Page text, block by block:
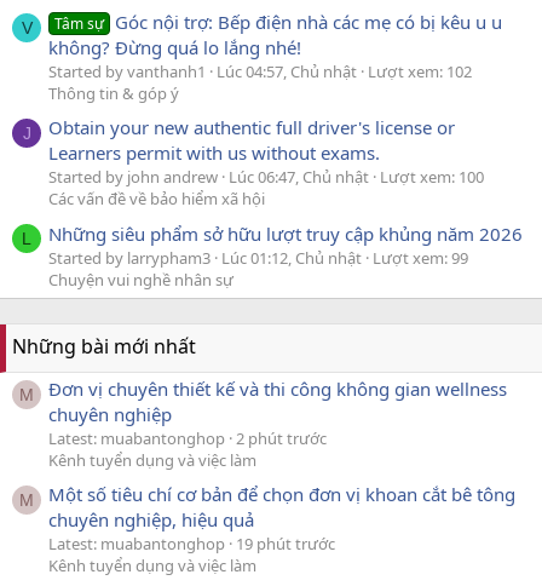
V Tâm sự Góc nội trợ: Bếp điện nhà các mẹ có bị kêu u u
không? Đừng quá lo lắng nhé!
Started by vanthanh1 Lúc 04:57, Chủ nhật Lượt xem: 102
Thông tin & góp ý
J
Obtain your new authentic full driver's license or
Learners permit with us without exams.
Started by john andrew Lúc 06:47, Chủ nhật Lượt xem: 100
Các vấn đề về bảo hiểm xã hội
L Những siêu phẩm sở hữu lượt truy cập khủng năm 2026
Started by larrypham3 Lúc 01:12, Chủ nhật Lượt xem: 99
Chuyện vui nghề nhân sự
Những bài mới nhất
M
Đơn vị chuyên thiết kế và thi công không gian wellness
chuyên nghiệp
Latest: muabantonghop 2 phút trước
Kênh tuyển dụng và việc làm
M
Một số tiêu chí cơ bản để chọn đơn vị khoan cắt bê tông
chuyên nghiệp, hiệu quả
Latest: muabantonghop 19 phút trước
Kênh tuyển dụng và việc làm